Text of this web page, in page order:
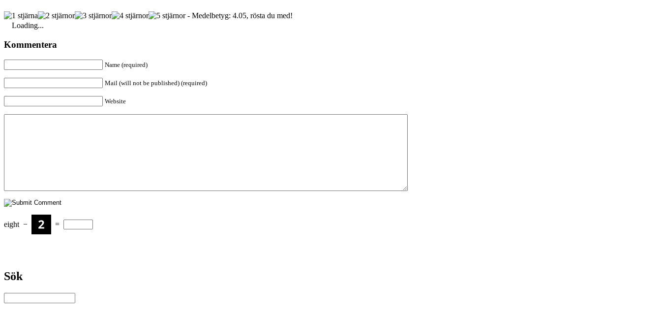
- Medelbetyg: 4.05, rösta du med!
Loading...
Kommentera
Name (required)
Mail (will not be published) (required)
Website
eight − =
Sök